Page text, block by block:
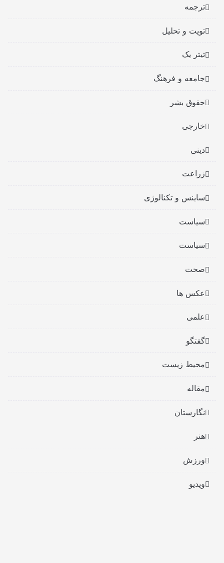
ترجمه
تویت و تحلیل
تیتر یک
جامعه و فرهنگ
حقوق بشر
خارجی
دینی
زراعت
ساینس و تکنالوژی
سیاست
سیاست
صحت
عکس ها
علمی
گفتگو
محیط زیست
مقاله
نگارستان
هنر
ورزش
ویدیو